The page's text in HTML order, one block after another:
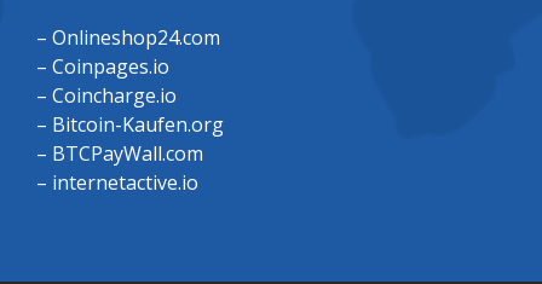
– Onlineshop24.com
– Coinpages.io
– Coincharge.io
– Bitcoin-Kaufen.org
– BTCPayWall.com
– internetactive.io